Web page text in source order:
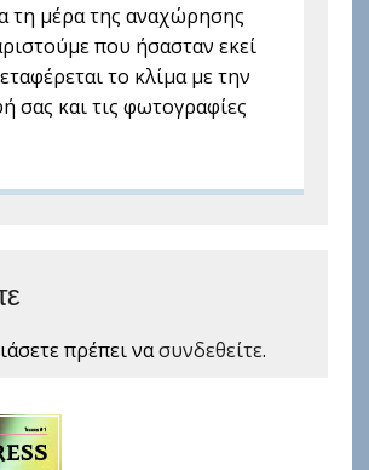
τη μέρα της αναχώρησης
που ήσασταν εκεί
το κλίμα με την
σας και τις φωτογραφίες
πρέπει νασυνδεθείτε.